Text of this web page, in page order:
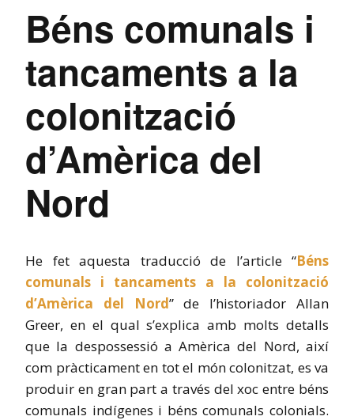
Béns comunals i
tancaments a la
colonització
d’Amèrica del
Nord
He fet aquesta traducció de l’article “Béns
comunals i tancaments a la colonització
d’Amèrica del Nord” de l’historiador Allan
Greer, en el qual s’explica amb molts detalls
que la despossessió a Amèrica del Nord, així
com pràcticament en tot el món colonitzat, es va
produir en gran part a través del xoc entre béns
comunals indígenes i béns comunals colonials.